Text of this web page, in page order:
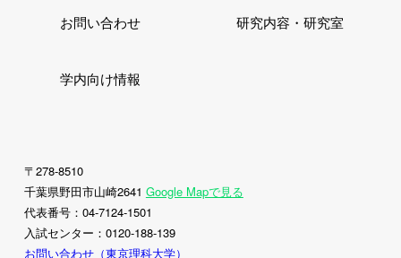
お問い合わせ 研究内容・研究室
学内向け情報
〒278-8510
千葉県野田市山崎2641 Google Mapで見る
代表番号：04-7124-1501
入試センター：0120-188-139
お問い合わせ（東京理科大学）